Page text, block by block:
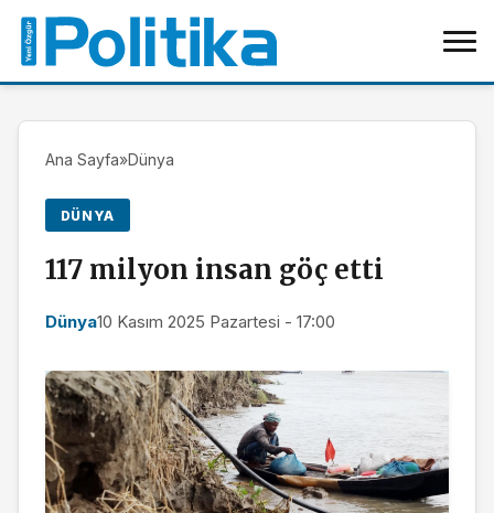
Ana Sayfa»Dünya
DÜNYA
117 milyon insan göç etti
Dünya10 Kasım 2025 Pazartesi - 17:00